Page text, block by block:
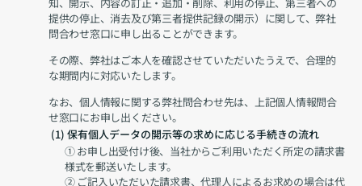
提供の停止、消去及び第三者提供記録の開示）に関して、弊社
問合わせ窓口に申し出ることができます。
その際、弊社はご本人を確認させていただいたうえで、合理的
な期間内に対応いたします。
なお、個人情報に関する弊社問合わせ先は、上記個人情報問合
せ窓口にお申し出ください。
(1) 保有個人データの開示等の求めに応じる手続きの流れ
① お申し出受付け後、当社からご利用いただく所定の請求書
様式を郵送いたします。
② ご記入いただいた請求書、代理人によるお求めの場合は代